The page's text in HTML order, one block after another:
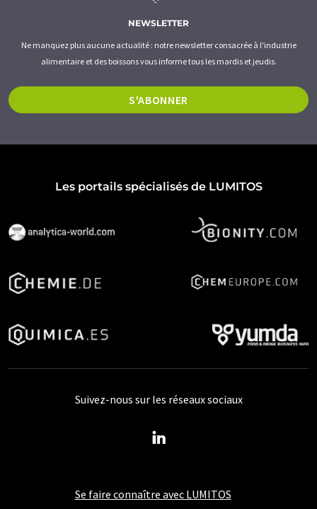
NEWSLETTER
Ne manquez plus aucune actualité : notre newsletter consacrée à l'industrie
alimentaire et des boissons vous informe tous les mardis et jeudis.
S'ABONNER
Les portails spécialisés de LUMITOS
Se faire connaître avec LUMITOS
Suivez-nous sur les réseaux sociaux